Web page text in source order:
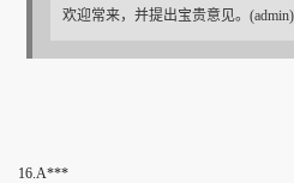
欢迎常来，并提出宝贵意见。(admin)
16.A***